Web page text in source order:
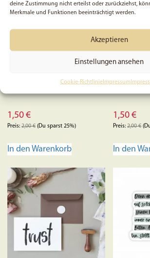
deine Zustimmung nicht erteilst oder zurückziehst,
Merkmale und Funktionen beeinträchtigt werden.
Akzeptieren
Einstellungen ansehen
Cookie-RichtlinieImpressum
Toten auferweckt,
Apostelgeschichte 3, 15 –
1,50 €
Preis: 2,00€ (Du sparst 25%)
In den Warenkorb
Oster-
1,50€
Preis:2,00€
In den